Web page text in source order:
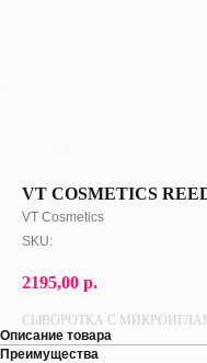
VT COSMETICS
VT Cosmetics
SKU:
2195,00 р.
СЫВОРОТКА С
Описание товара
Преимущества